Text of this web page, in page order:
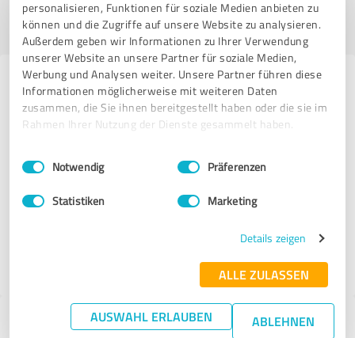
personalisieren, Funktionen für soziale Medien anbieten zu
können und die Zugriffe auf unsere Website zu analysieren.
Außerdem geben wir Informationen zu Ihrer Verwendung
unserer Website an unsere Partner für soziale Medien,
Werbung und Analysen weiter. Unsere Partner führen diese
Informationen möglicherweise mit weiteren Daten
zusammen, die Sie ihnen bereitgestellt haben oder die sie im
Rahmen Ihrer Nutzung der Dienste gesammelt haben.
Impressum Datenschutzbestimmungen
Einwilligungsauswahl
Notwendig Präferenzen
Statistiken Marketing
Details zeigen
ALLE ZULASSEN
AUSWAHL ERLAUBEN ABLEHNEN
Profil aktiv seit 19.09.2017 | Letzte Aktualisierung: 11.07.2026
melden
Erfahrungen zu weiteren
Anbietern aus dem Bereich
Dienstleistungen
calHelp
Tipp: Die passenden Experten finden - mit